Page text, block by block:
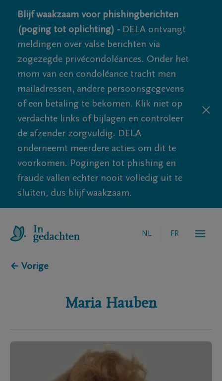
Blijf waakzaam voor phishingberichten
(poging tot oplichting) - DELA ontvangt
meldingen over valse berichten via
zogezegde privécondoléances. Onder het
mom van een condoléance tracht men
mailadressen, andere persoonsgegevens
of een betaling te bekomen. Klik niet op
verdachte links of bijlagen en controleer
de afzender zorgvuldig. DELA
onderneemt meerdere acties om dit te
voorkomen. Pogingen tot phishing en
fraude vallen echter nooit volledig uit te
sluiten, dus blijf waakzaam.
NL FR
← Vorige
Maria Hauben